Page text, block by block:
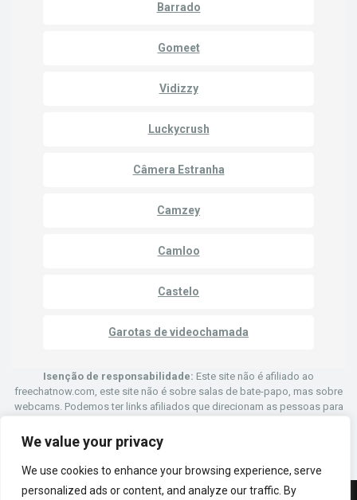
We value your privacy
We use cookies to enhance your browsing experience, serve
personalized ads or content, and analyze our traffic. By
Barrado
Gomeet
Vidizzy
Luckycrush
Câmera Estranha
Camzey
Camloo
Castelo
Garotas de videochamada
Isenção de responsabilidade: Este site não é afiliado ao
freechatnow.com, este site não é sobre salas de bate-papo, mas sobre
webcams. Podemos ter links afiliados que direcionam as pessoas para
meio de chat de vídeo por meio de webcams.